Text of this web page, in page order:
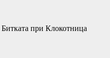
Битката при Клокотница